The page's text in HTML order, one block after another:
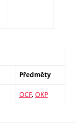
Předměty
OCF, OKP